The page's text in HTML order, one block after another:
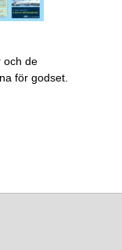
och de
för godset.